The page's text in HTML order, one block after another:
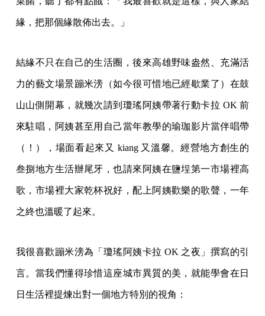
緣，把那個緣散佈出去。」
結緣不只在自己的生活圈，後來高雄野味盎然、充滿活
力的藝文場景蹦米滂（如今很可惜地已經歇業了）在鼓
山山側開幕，就幾次請到瓊瑤阿姨帶著行動卡拉 OK 前
來駐唱，阿姨甚至用自己當年教學的瑜珈影片當伴唱帶
（！），場面看起來又 kiang 又溫馨。經營地方創生的
叁捌地方生活辦尾牙，也請來阿姨在鹽埕第一市場裡高
歌，市場裡大家乾杯祝好，配上阿姨歡樂的歌聲，一年
之終也溫暖了起來。
我很喜歡蹦米滂為「瓊瑤阿姨卡拉 OK 之夜」撰寫的引
言。當我們懂得珍惜這座城市異質的美，就能學會在日
日生活裡提煉出對一個地方特別的視角：